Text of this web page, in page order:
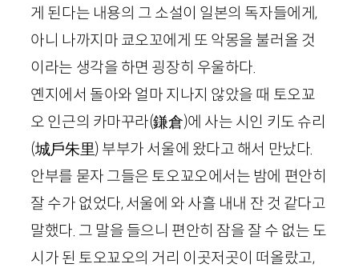
게 된다는 내용의 그 소설이 일본의 독자들에게,
아니 나까지마 쿄오꼬에게 또 악몽을 불러올 것
이라는 생각을 하면 굉장히 우울하다.
옌지에서 돌아와 얼마 지나지 않았을 때 토오꾜
오 인근의 카마꾸라(鎌倉)에 사는 시인 키도 슈리
(城戶朱里) 부부가 서울에 왔다고 해서 만났다.
안부를 묻자 그들은 토오꾜오에서는 밤에 편안히
잘 수가 없었다, 서울에 와 사흘 내내 잔 것 같다고
말했다. 그 말을 들으니 편안히 잠을 잘 수 없는 도
시가 된 토오꾜오의 거리 이곳저곳이 떠올랐고,